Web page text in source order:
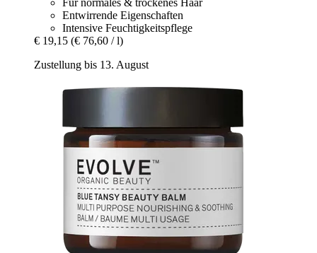
Für normales & trockenes Haar
Entwirrende Eigenschaften
Intensive Feuchtigkeitspflege
€ 19,15 (€ 76,60 / l)
Zustellung bis 13. August